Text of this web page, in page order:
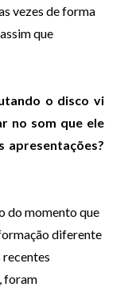
vezes de forma
que
o disco vi
no som que ele
apresentações?
do momento que
diferente
recentes
foram